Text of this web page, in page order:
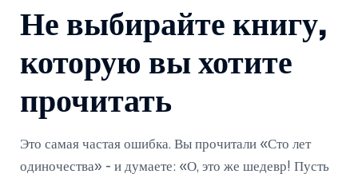
Не выбирайте книгу,
которую вы хотите
прочитать
Это самая частая ошибка. Вы прочитали «Сто лет
одиночества» - и думаете: «О, это же шедевр! Пусть